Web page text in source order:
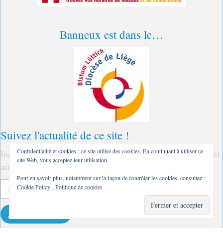
Banneux est dans le…
Suivez l'actualité de ce site !
Indiquez ici votre adresse courriel : à la parution d'un nouvel
article, vous recevrez un message !
Adresse
e-
mailJe m'abonne !
Confidentialité et cookies : ce site utilise des cookies. En continuant à utiliser ce
site Web, vous acceptez leur utilisation.
Pour en savoir plus, notamment sur la façon de contrôler les cookies, consultez :
Cookie Policy - Politique de cookies